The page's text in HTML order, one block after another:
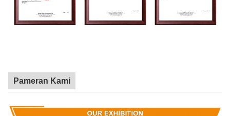
Pameran Kami